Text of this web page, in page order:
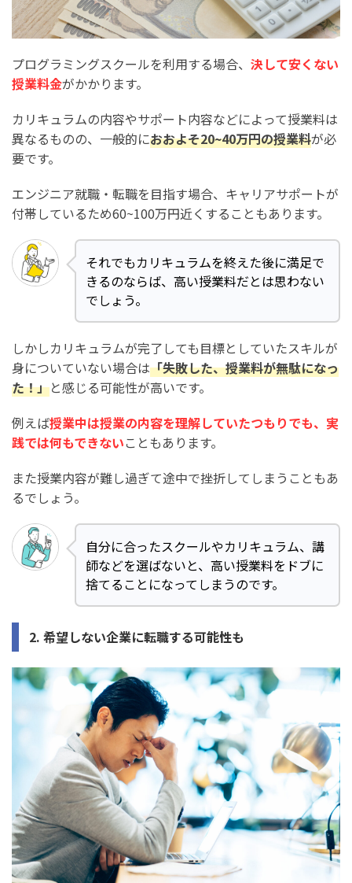
プログラミングスクールを利用する場合、 決して安くない
授業料金がかかります。
カリキュラムの内容やサポート内容などによって授業料は
異なるものの、一般的におおよそ20~40万円の授業料が必
要です。
エンジニア就職・転職を目指す場合、キャリアサポートが
付帯しているため60~100万円近くすることもあります。
それでもカリキュラムを終えた後に満足で
きるのならば、高い授業料だとは思わない
でしょう。
しかしカリキュラムが完了しても目標としていたスキルが
身についていない場合は「失敗した、授業料が無駄になっ
た！」と感じる可能性が高いです。
例えば授業中は授業の内容を理解していたつもりでも、実
践では何もできないこともあります。
また授業内容が難し過ぎて途中で挫折してしまうこともあ
るでしょう。
自分に合ったスクールやカリキュラム、講
師などを選ばないと、高い授業料をドブに
捨てることになってしまうのです。
2. 希望しない企業に転職する可能性も